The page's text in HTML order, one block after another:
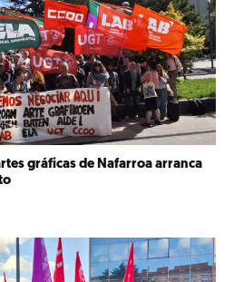
gráficas de Nafarroa arranca